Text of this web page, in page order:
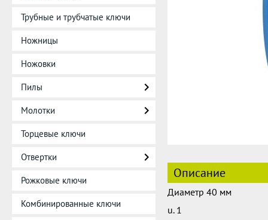
Трубные и трубчатые ключи
Ножницы
Ножовки
Пилы
Молотки
Торцевые ключи
Отвертки
Рожковые ключи
Комбинированные ключи
Описание
Диаметр 40 мм
u. 1